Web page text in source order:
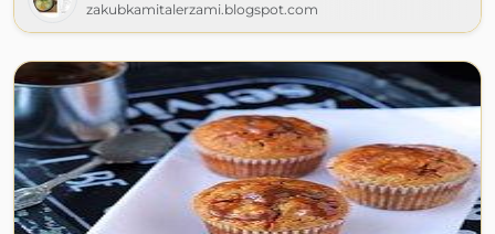
zakubkamitalerzami.blogspot.com